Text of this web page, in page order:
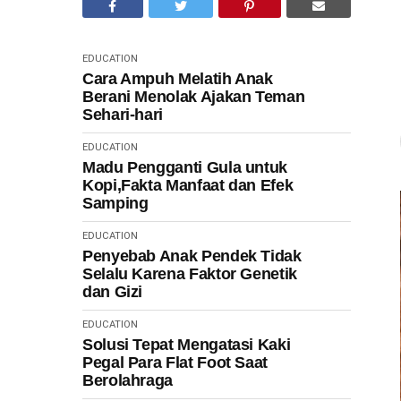
EDUCATION
Cara Ampuh Melatih Anak
Berani Menolak Ajakan Teman
Sehari-hari
EDUCATION
Madu Pengganti Gula untuk
Kopi,Fakta Manfaat dan Efek
Samping
EDUCATION
Penyebab Anak Pendek Tidak
Selalu Karena Faktor Genetik
dan Gizi
EDUCATION
Solusi Tepat Mengatasi Kaki
Pegal Para Flat Foot Saat
Berolahraga